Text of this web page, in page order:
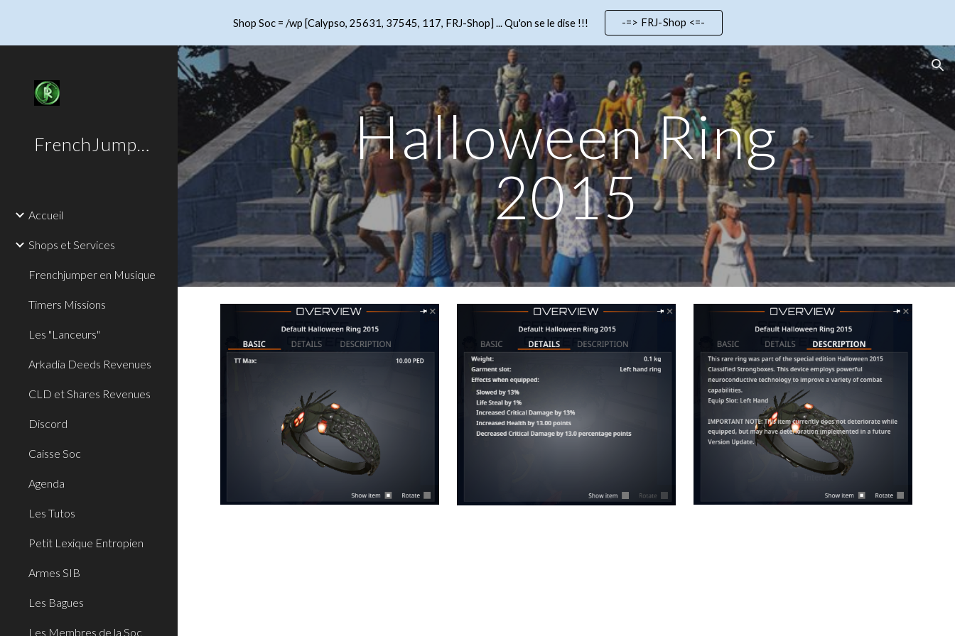
Skip to main content Skip to navigation
Shop Soc = /wp [Calypso, 25631, 37545, 117, FRJ-Shop] ... Qu'on se le dise !!! -=> FRJ-Shop <=-
FrenchJumper
Accueil
Shops et Services
Frenchjumper en Musique
Timers Missions
Les "Lanceurs"
Arkadia Deeds Revenues
CLD et Shares Revenues
Discord
Caisse Soc
Agenda
Les Tutos
Petit Lexique Entropien
Armes SIB
Les Bagues
Les Membres de la Soc
Halloween Ring
2015